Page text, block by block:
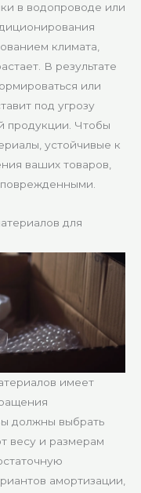
в водопроводе или
климата,
В результате
или
под угрозу
продукции. Чтобы
устойчивые к
ваших товаров,
для
имеет
должны выбрать
весу и размерам
амортизации,